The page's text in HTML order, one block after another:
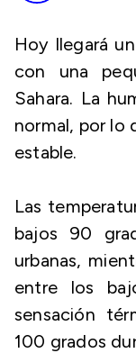
Hoy llegará
con una
Sahara. La
normal, por lo
estable.
Las
bajos 90
urbanas,
entre los
sensación
100 grados